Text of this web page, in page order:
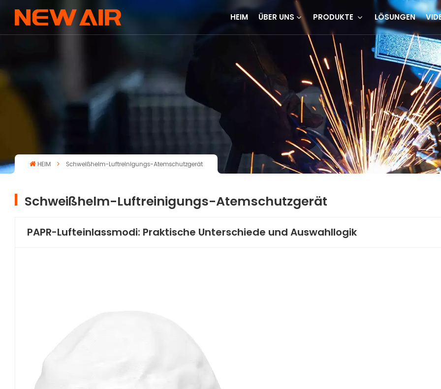
HEIM ÜBER UNS PRODUKTE LÖSUNGEN
HEIM Schweißhelm-Luftreinigungs-Atemschutzgerät
Schweißhelm-Luftreinigungs-Atemschutzgerät
PAPR-Lufteinlassmodi: Praktische Unterschiede und Auswahllogik